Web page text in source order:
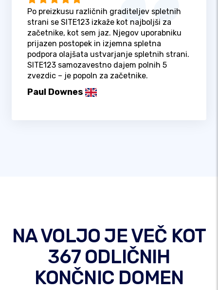
Po preizkusu različnih graditeljev spletnih
strani se SITE123 izkaže kot najboljši za
začetnike, kot sem jaz. Njegov uporabniku
prijazen postopek in izjemna spletna
podpora olajšata ustvarjanje spletnih strani.
SITE123 samozavestno dajem polnih 5
zvezdic – je popoln za začetnike.
Paul Downes
NA VOLJO JE VEČ KOT
367 ODLIČNIH
KONČNIC DOMEN